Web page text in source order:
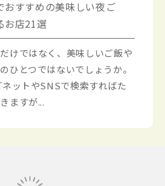
おすすめの美味しい夜ご
お店21選
けではなく、美味しいご飯や
ひとつではないでしょうか。
ネットやSNSで検索すればた
ますが...